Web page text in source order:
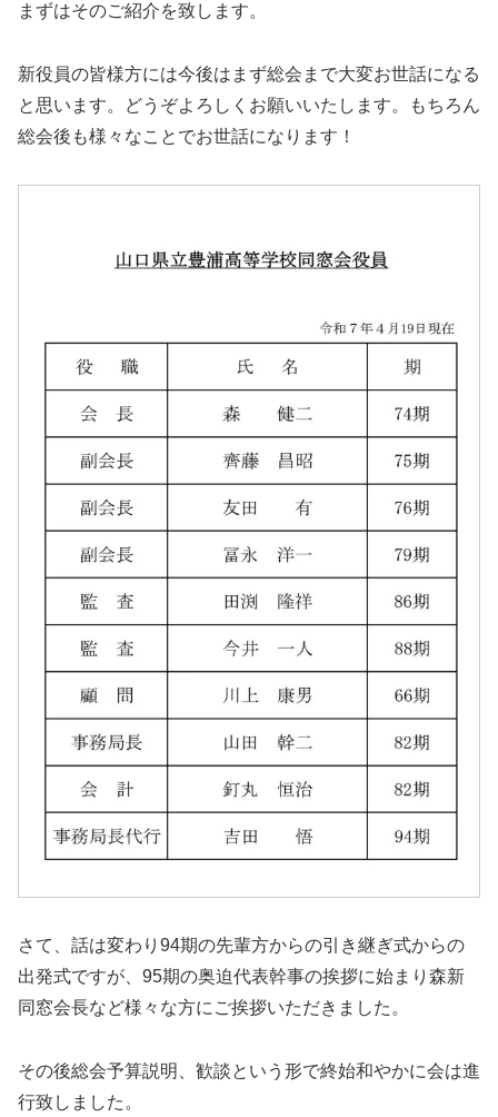
まずはそのご紹介を致します。
新役員の皆様方には今後はまず総会まで大変お世話になる
と思います。どうぞよろしくお願いいたします。もちろん
総会後も様々なことでお世話になります！
さて、話は変わり94期の先輩方からの引き継ぎ式からの
出発式ですが、95期の奥迫代表幹事の挨拶に始まり森新
同窓会長など様々な方にご挨拶いただきました。
その後総会予算説明、歓談という形で終始和やかに会は進
行致しました。